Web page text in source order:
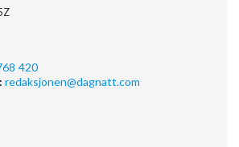
420
redaksjonen@dagnatt.com